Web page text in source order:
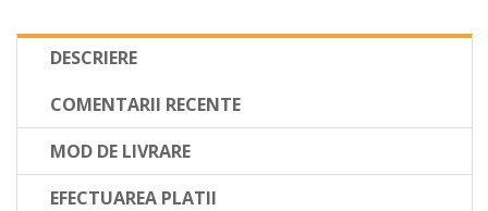
DESCRIERE
COMENTARII RECENTE
MOD DE LIVRARE
EFECTUAREA PLATII